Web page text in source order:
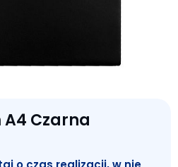
Czarna